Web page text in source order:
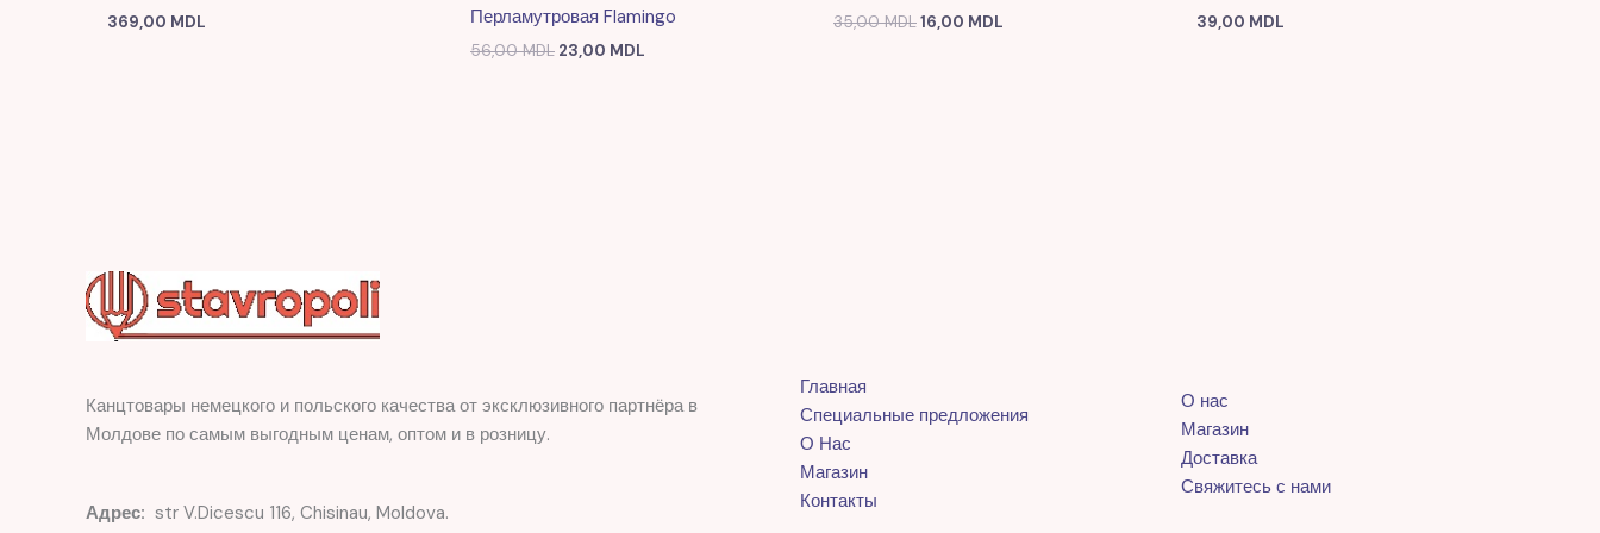
369,00 MDL
Перламутровая Flamingo
56,00MDL 23,00 MDL
35,00MDL16,00 MDL 39,00 MDL
Канцтовары немецкого и польского качества от эксклюзивного партнёра в
Молдове по самым выгодным ценам, оптом и в розницу.
Адрес: str V.Dicescu 116, Chisinau, Moldova.
Главная
Специальные предложения
О Нас
Магазин
Контакты
О нас
Магазин
Доставка
Свяжитесь с нами